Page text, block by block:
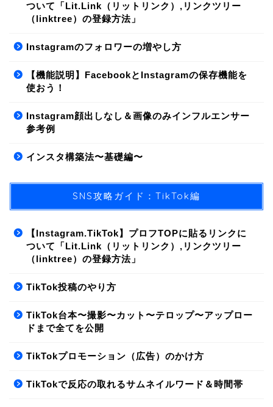
ついて「Lit.Link（リットリンク）,リンクツリー
（linktree）の登録方法」
Instagramのフォロワーの増やし方
【機能説明】FacebookとInstagramの保存機能を
使おう！
Instagram顔出しなし＆画像のみインフルエンサー
参考例
インスタ構築法〜基礎編〜
SNS攻略ガイド：TikTok編
【Instagram.TikTok】プロフTOPに貼るリンクに
ついて「Lit.Link（リットリンク）,リンクツリー
（linktree）の登録方法」
TikTok投稿のやり方
TikTok台本〜撮影〜カット〜テロップ〜アップロー
ドまで全てを公開
TikTokプロモーション（広告）のかけ方
TikTokで反応の取れるサムネイルワード＆時間帯
02.ライティング
04.LINE構築